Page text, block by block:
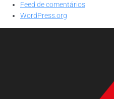
Feed de comentários
WordPress.org